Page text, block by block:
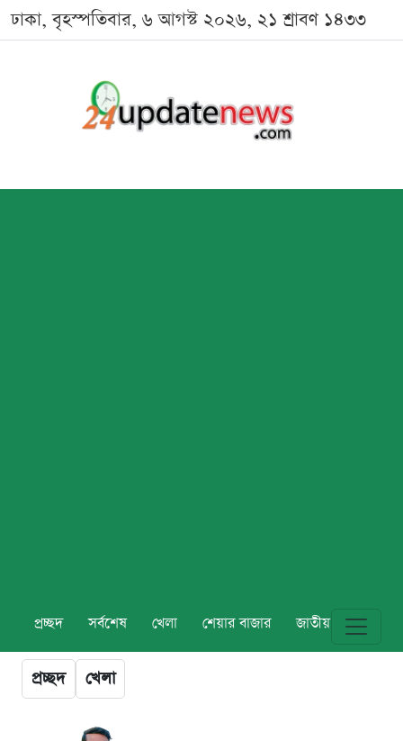
ঢাকা, বৃহস্পতিবার, ৬ আগস্ট ২০২৬, ২১ শ্রাবণ ১৪৩৩
প্রচ্ছদ সর্বশেষ খেলা শেয়ার বাজার জাতীয় বিশ্ব
প্রচ্ছদ খেলা